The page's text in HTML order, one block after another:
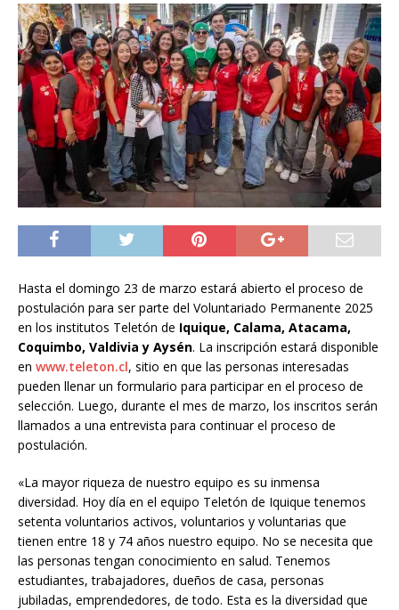
Hasta el domingo 23 de marzo estará abierto el proceso de
postulación para ser parte del Voluntariado Permanente 2025
en los institutos Teletón de Iquique, Calama, Atacama,
Coquimbo, Valdivia y Aysén. La inscripción estará disponible
en www.teleton.cl, sitio en que las personas interesadas
pueden llenar un formulario para participar en el proceso de
selección. Luego, durante el mes de marzo, los inscritos serán
llamados a una entrevista para continuar el proceso de
postulación.
«La mayor riqueza de nuestro equipo es su inmensa
diversidad. Hoy día en el equipo Teletón de Iquique tenemos
setenta voluntarios activos, voluntarios y voluntarias que
tienen entre 18 y 74 años nuestro equipo. No se necesita que
las personas tengan conocimiento en salud. Tenemos
estudiantes, trabajadores, dueños de casa, personas
jubiladas, emprendedores, de todo. Esta es la diversidad que